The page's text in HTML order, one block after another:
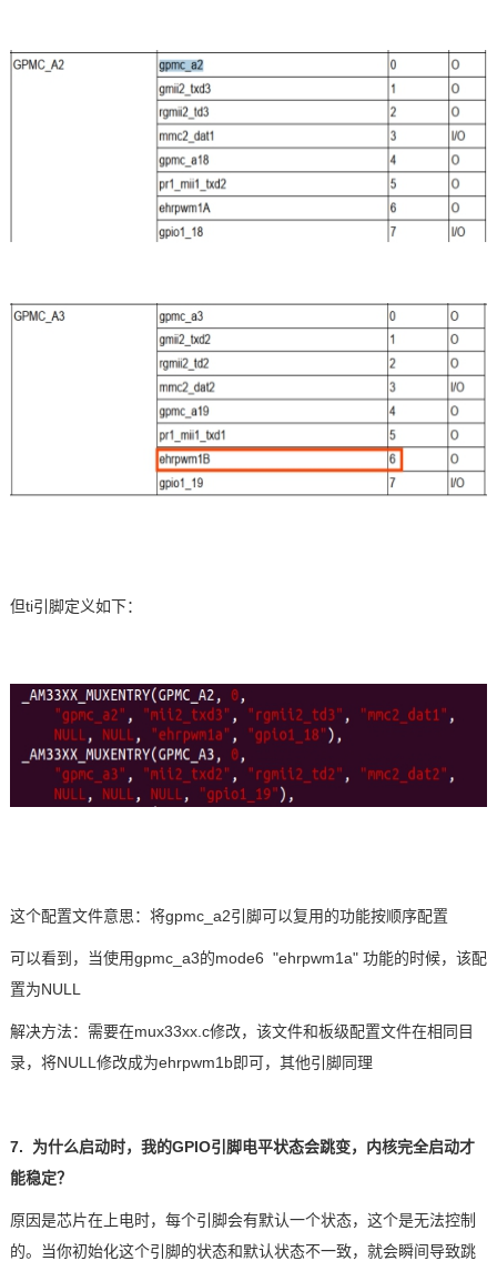
但ti引脚定义如下：
这个配置文件意思：将gpmc_a2引脚可以复用的功能按顺序配置
可以看到，当使用gpmc_a3的mode6 "ehrpwm1a" 功能的时候，该配
置为NULL
解决方法：需要在mux33xx.c修改，该文件和板级配置文件在相同目
录，将NULL修改成为ehrpwm1b即可，其他引脚同理
7. 为什么启动时，我的GPIO引脚电平状态会跳变，内核完全启动才
能稳定？
原因是芯片在上电时，每个引脚会有默认一个状态，这个是无法控制
的。当你初始化这个引脚的状态和默认状态不一致，就会瞬间导致跳